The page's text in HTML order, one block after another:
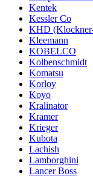
Kentek
Kessler Co
KHD
Kleemann
KOBELCO
Kolbenschmidt
Komatsu
Korloy
Koyo
Kralinator
Kramer
Krieger
Kubota
Lachish
Lamborghini
Lancer Boss